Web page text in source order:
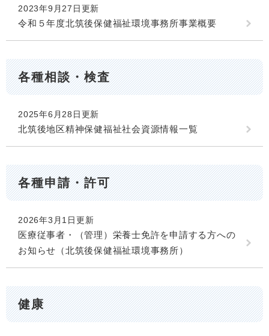
2023年9月27日更新
令和５年度北筑後保健福祉環境事務所事業概要
各種相談・検査
2025年6月28日更新
北筑後地区精神保健福祉社会資源情報一覧
各種申請・許可
2026年3月1日更新
医療従事者・（管理）栄養士免許を申請する方への
お知らせ（北筑後保健福祉環境事務所）
健康